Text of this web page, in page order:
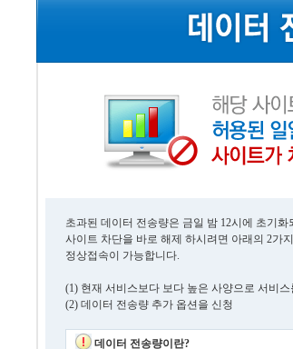
초과된 데이터 전송량은 금일 밤 12시에 초기
사이트 차단을 바로 해제 하시려면 아래의 2가
정상접속이 가능합니다.
(1) 현재 서비스보다 보다 높은 사양으로 서비스
(2) 데이터 전송량 추가 옵션을 신청
데이터 전송량이란?